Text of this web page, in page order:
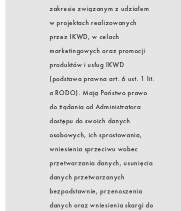
zakresie związanym z udziałem
w projektach realizowanych
przez IKWD, w celach
marketingowych oraz promocji
produktów i usług IKWD
(podstawa prawna art. 6 ust. 1 lit.
a RODO). Mają Państwo prawo
do żądania od Administratora
dostępu do swoich danych
osobowych, ich sprostowania,
wniesienia sprzeciwu wobec
przetwarzania danych, usunięcia
danych przetwarzanych
bezpodstawnie, przenoszenia
danych oraz wniesienia skargi do